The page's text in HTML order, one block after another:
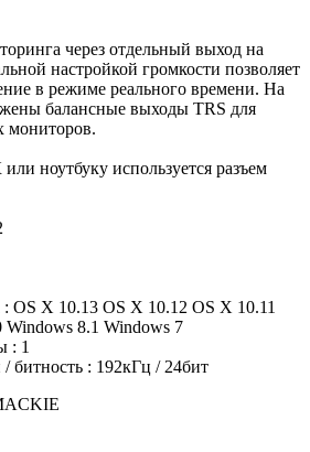
через отдельный выход на
настройкой громкости позволяет
в режиме реального времени. На
балансные выходы TRS для
мониторов.
ноутбуку используется разъем
OS X 10.13 OS X 10.12 OS X 10.11
8.1 Windows 7
: 1
/ битность : 192кГц / 24бит